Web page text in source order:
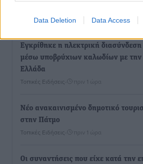
Data Deletion Data Access
Πολιτιστικά• πριν 41 λεπτά
Εγκρίθηκε η ηλεκτρική
μέσω υποβρύχιων καλωδίων με την
Ελλάδα
Τοπικές Ειδήσεις πριν 1 ώρα
Νέο ανακαινισμένο δημοτικό
στην Πάτμο
Τοπικές Ειδήσεις πριν 1 ώρα
Οι συναντήσεις που είχε κατά την